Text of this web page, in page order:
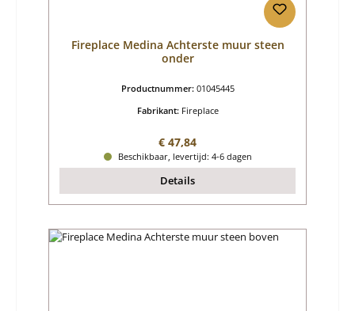
Fireplace Medina Achterste muur steen
onder
Productnummer: 01045445
Fabrikant: Fireplace
Normale prijs:
€ 47,84
Beschikbaar, levertijd: 4-6 dagen
Details